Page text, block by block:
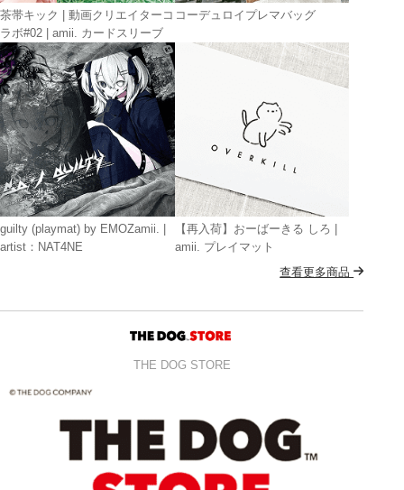
茶帯キック | 動画クリエイターコ
ラボ#02 | amii. カードスリーブ
コーデュロイプレマバッグ
guilty (playmat) by EMOZamii. |
artist：NAT4NE
【再入荷】おーばーきる しろ |
amii. プレイマット
查看更多商品
THE DOG STORE